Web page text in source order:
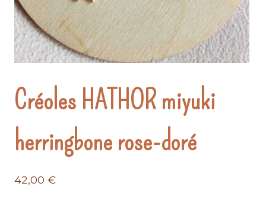
Créoles HATHOR miyuki
herringbone rose-doré
42,00 €